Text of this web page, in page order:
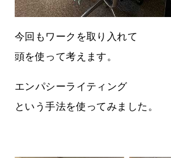
今回もワークを取り入れて
頭を使って考えます。
エンパシーライティング
という手法を使ってみました。